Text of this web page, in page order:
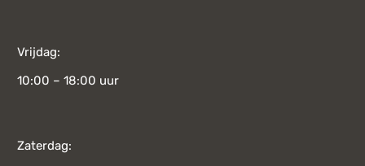
Vrijdag:
10:00 – 18:00 uur
Zaterdag: